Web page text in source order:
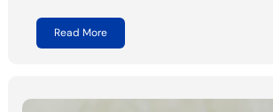
Read More